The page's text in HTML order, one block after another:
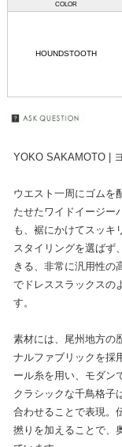
COLOR
HOUNDSTOOTH
YOKO SAKAMOTO |
ウエスト一周にゴムを
たせたワイドイージー
も、裾にかけてスッキ
スタイリングを選ばず
きる、非常に汎用性の
でドレススラックスの
す。
素材には、尾州地方の
ナルファブリックを採
ール糸を用い、モダン
クラシックな千鳥格子
合わせることで表現。
撚りを加えることで、